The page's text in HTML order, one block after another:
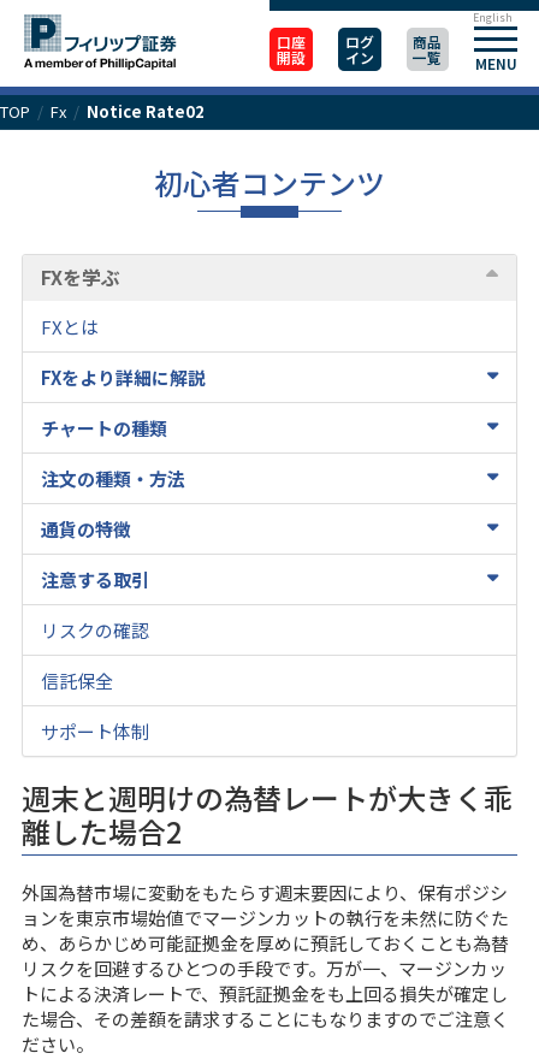
口座
開設
ログ
イン
商品
一覧 MENU
English
TOP / Fx / Notice Rate02
初心者コンテンツ
FXを学ぶ
FXとは
FXをより詳細に解説
チャートの種類
注文の種類・方法
通貨の特徴
注意する取引
リスクの確認
信託保全
サポート体制
週末と週明けの為替レートが大きく乖
離した場合2
外国為替市場に変動をもたらす週末要因により、保有ポジシ
ョンを東京市場始値でマージンカットの執行を未然に防ぐた
め、あらかじめ可能証拠金を厚めに預託しておくことも為替
リスクを回避するひとつの手段です。万が一、マージンカッ
トによる決済レートで、預託証拠金をも上回る損失が確定し
た場合、その差額を請求することにもなりますのでご注意く
ださい。